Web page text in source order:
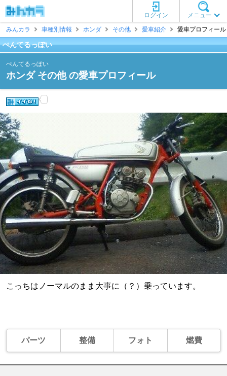
メニュー
ログイン
みんカラ
車種別情報 ホンダ その他 愛車紹介 愛車プロフィー
ぺんてるっぽい
ぺんてるっぽい
ホンダ その他 の愛車プロフィール
こっちはノーマルのまま大事に（？）乗っています。
パーツ 整備 フォト 燃費